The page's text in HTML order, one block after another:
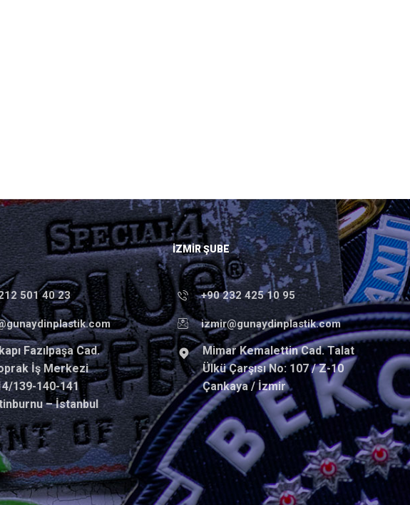
501 40 23
Fazılpaşa Cad.
İş Merkezi
139-140-141
– İstanbul
İZMIR ŞUBE
+90 232 425 10 95
izmir@gunaydinplastik.com
Mimar Kemalettin Cad. Talat
Ülkü Çarşısı No: 107 / Z-10
Çankaya / İzmir